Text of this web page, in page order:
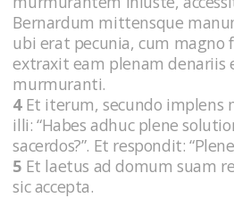
Bernardum mittensque
ubi erat pecunia, cum magno
extraxit eam plenam denariis
murmuranti.
4Et iterum, secundo implens
illi: “Habes adhuc plene
sacerdos?”. Et respondit:
5 Et laetus ad domum suam
sic accepta.